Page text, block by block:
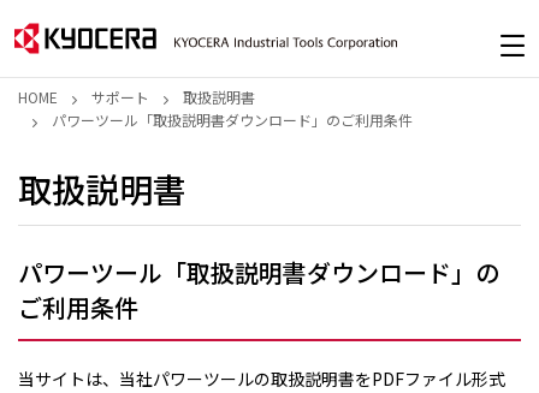
HOME サポート
取扱説明書
パワーツール「取扱説明書ダウンロード」のご利用条件
取扱説明書
パワーツール「取扱説明書ダウンロード」の
ご利用条件
当サイトは、当社パワーツールの取扱説明書をPDFファイル形式